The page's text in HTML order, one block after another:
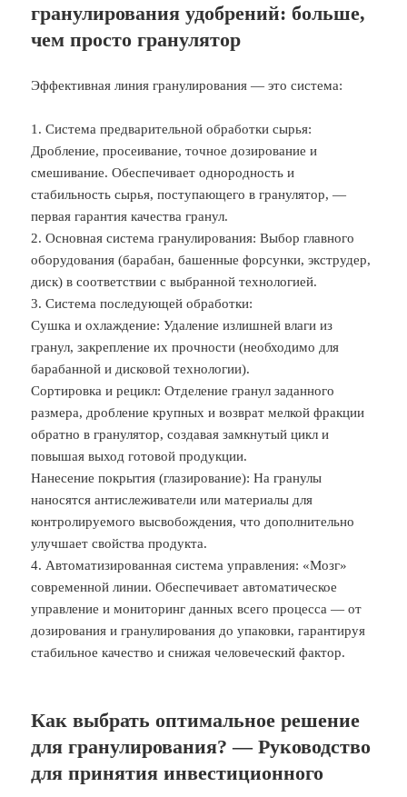
гранулирования удобрений: больше,
чем просто гранулятор
Эффективная линия гранулирования — это система:
1. Система предварительной обработки сырья:
Дробление, просеивание, точное дозирование и
смешивание. Обеспечивает однородность и
стабильность сырья, поступающего в гранулятор, —
первая гарантия качества гранул.
2. Основная система гранулирования: Выбор главного
оборудования (барабан, башенные форсунки, экструдер,
диск) в соответствии с выбранной технологией.
3. Система последующей обработки:
Сушка и охлаждение: Удаление излишней влаги из
гранул, закрепление их прочности (необходимо для
барабанной и дисковой технологии).
Сортировка и рецикл: Отделение гранул заданного
размера, дробление крупных и возврат мелкой фракции
обратно в гранулятор, создавая замкнутый цикл и
повышая выход готовой продукции.
Нанесение покрытия (глазирование): На гранулы
наносятся антислеживатели или материалы для
контролируемого высвобождения, что дополнительно
улучшает свойства продукта.
4. Автоматизированная система управления: «Мозг»
современной линии. Обеспечивает автоматическое
управление и мониторинг данных всего процесса — от
дозирования и гранулирования до упаковки, гарантируя
стабильное качество и снижая человеческий фактор.
Как выбрать оптимальное решение
для гранулирования? — Руководство
для принятия инвестиционного